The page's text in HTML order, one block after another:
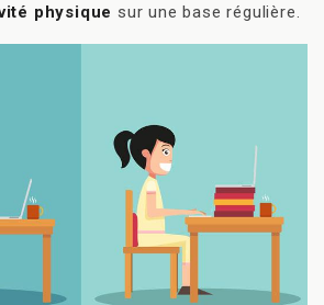
physique sur une base régulière.